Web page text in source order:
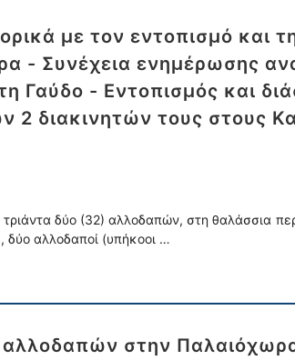
με τον εντοπισμό και
- Συνέχεια ενημέρωσης
Γαύδο - Εντοπισμός και
διακινητών τους στους
δύο (32) αλλοδαπών, στη θαλάσσια
δύο αλλοδαποί (υπήκοοι …
στην